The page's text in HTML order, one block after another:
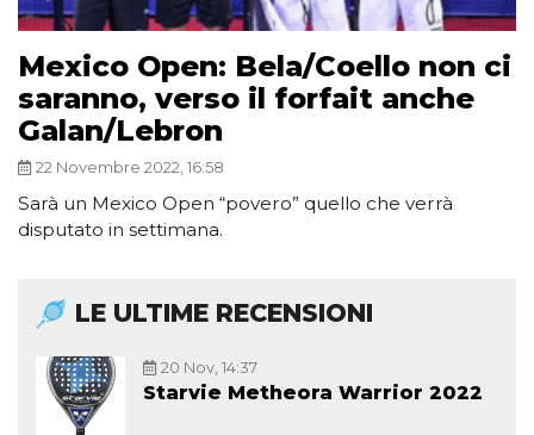
Mexico Open: Bela/Coello non ci
saranno, verso il forfait anche
Galan/Lebron
22 Novembre 2022, 16:58
Sarà un Mexico Open “povero” quello che verrà
disputato in settimana.
LE ULTIME RECENSIONI
20 Nov, 14:37
Starvie Metheora Warrior 2022